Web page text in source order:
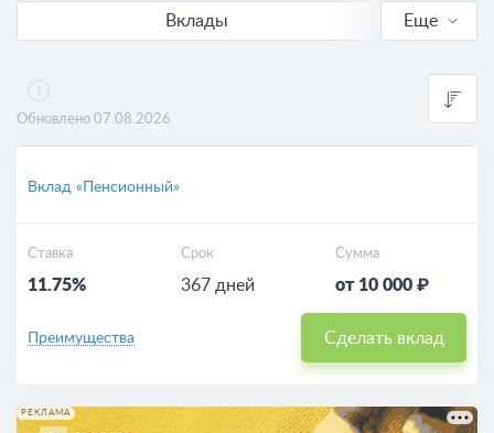
Вклады
Еще
Обновлено 07.08.2026
Вклад «Пенсионный»
Ставка
11.75%
Срок
367 дней
Сумма
от 10 000 ₽
Преимущества Сделать вклад
РЕКЛАМА